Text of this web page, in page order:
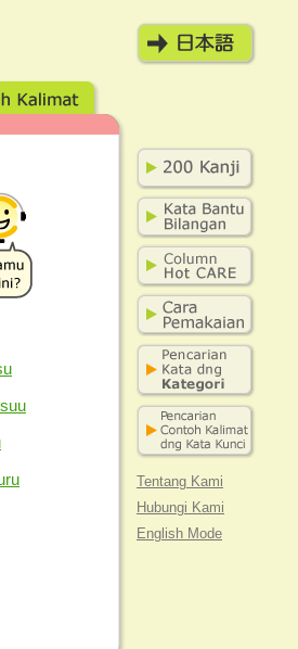
Tentang Kami
Hubungi Kami
English Mode